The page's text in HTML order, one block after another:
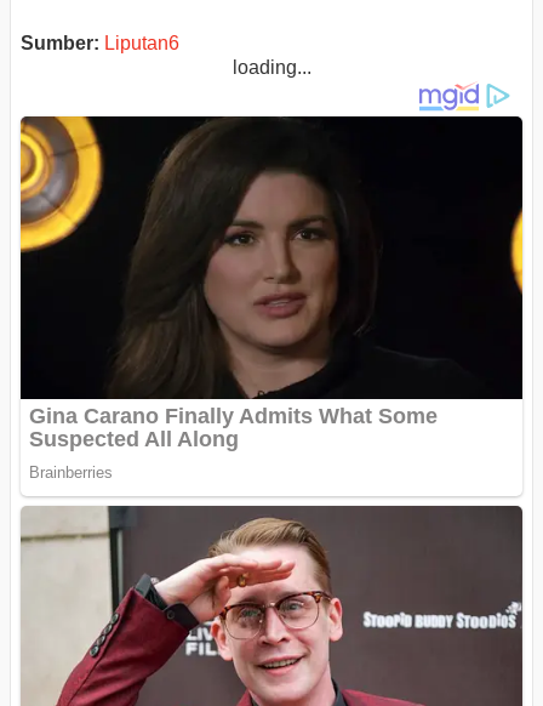
Sumber: Liputan6
loading...